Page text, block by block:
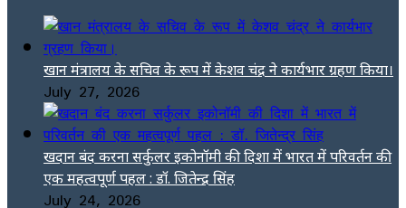
खान मंत्रालय के सचिव के रूप में केशव चंद्र ने कार्यभार ग्रहण किया।
July 27, 2026
खदान बंद करना सर्कुलर इकोनॉमी की दिशा में भारत में परिवर्तन की
एक महत्वपूर्ण पहल : डॉ. जितेन्द्र सिंह
July 24, 2026